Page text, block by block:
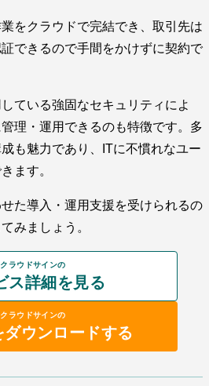
をクラウドで完結でき、取引先は
できるので手間をかけずに契約で
ている強固なセキュリティによ
理・運用できるのも特徴です。多
も魅力であり、ITに不慣れなユー
ます。
た導入・運用支援を受けられるの
みましょう。
クラウドサインの
ス詳細を見る
クラウドサインの
ダウンロードする